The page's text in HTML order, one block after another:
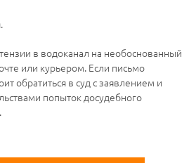
в водоканал на необоснованный
или курьером. Если письмо
обратиться в суд с заявлением и
попыток досудебного